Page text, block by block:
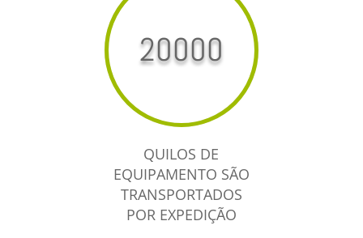
20000
QUILOS DE
EQUIPAMENTO SÃO
TRANSPORTADOS
POR EXPEDIÇÃO